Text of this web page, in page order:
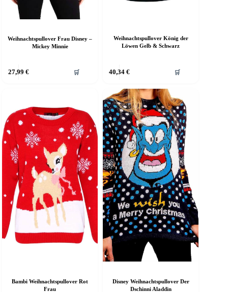
Weihnachtspullover Frau Disney –
Mickey Minnie
27,99 € 🛒
Weihnachtspullover König der
Löwen Gelb & Schwarz
40,34 € 🛒
Produkt
mehrere
Varianten
auf.
Die
Optionen
können
auf
der
Produktseite
gewählt
werden
Bambi Weihnachtspullover Rot
Frau
Disney Weihnachtspullover Der
Dschinni Aladdin